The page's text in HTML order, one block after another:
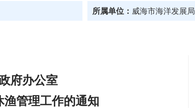
所属单位： 威海市海洋发展局
府办公室
渔管理工作的通知